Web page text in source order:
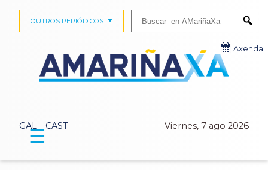
GAL CAST Viernes, 7 ago 2026
OUTROS PERIÓDICOS
Axenda
☰